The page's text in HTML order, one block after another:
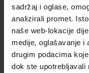
sadržaj i oglase,
analizirali promet.
naše web-lokacije
medije, oglašavanje i
drugim podacima
dok ste upotrebljavali
ŠIFRA OMOTA:
Udžbenik
BIOLOGIJA 2; radna